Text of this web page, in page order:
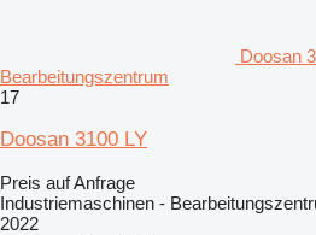
Doosan
Bearbeitungszentrum
17
Doosan 3100 LY
Preis auf Anfrage
Industriemaschinen -
2022